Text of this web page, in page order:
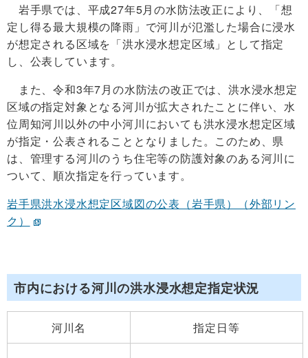
岩手県では、平成27年5月の水防法改正により、「想
定し得る最大規模の降雨」で河川が氾濫した場合に浸水
が想定される区域を「洪水浸水想定区域」として指定
し、公表しています。
また、令和3年7月の水防法の改正では、洪水浸水想定
区域の指定対象となる河川が拡大されたことに伴い、水
位周知河川以外の中小河川においても洪水浸水想定区域
が指定・公表されることとなりました。このため、県
は、管理する河川のうち住宅等の防護対象のある河川に
ついて、順次指定を行っています。
岩手県洪水浸水想定区域図の公表（岩手県）（外部リン
ク）
市内における河川の洪水浸水想定指定状況
河川名 指定日等